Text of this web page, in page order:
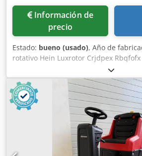
Información de
precio
Estado: bueno (usado), Año de
rotativo Hein Luxrotor Crjdpex Rbqfofx
108 HD - Ecostone - año de fabricación
bandejas de 60x100 o 80x100 -
- control por ordenador - horno en
en almacén / opción de envío - precio